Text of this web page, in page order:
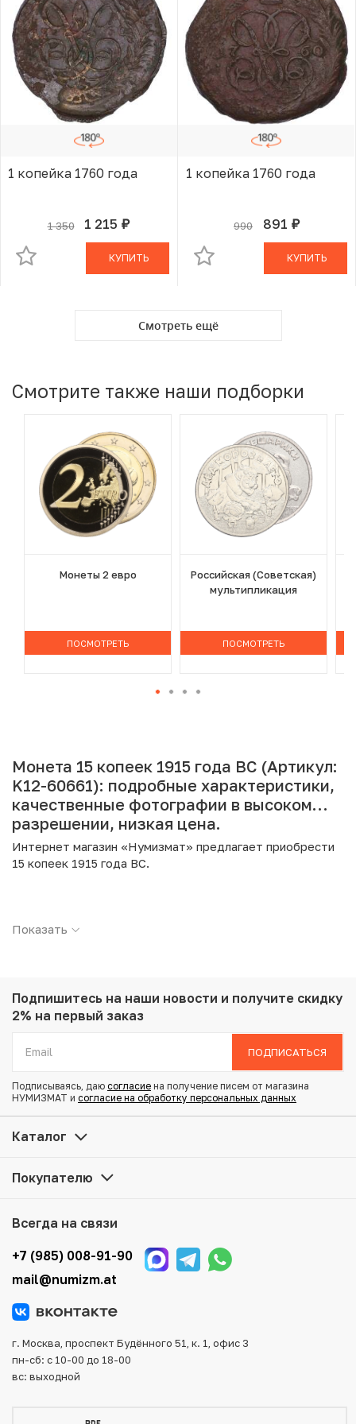
1 копейка 1760 года
1 350 1 215 руб.
В КОРЗИНЕ
КУПИТЬ
1 копейка 1760 года
990 891 руб.
В КОРЗИНЕ
КУПИТЬ
Смотреть ещё
Смотрите также наши подборки
Монеты 2 евро
ПОСМОТРЕТЬ
Российская (Советская)
мультипликация
ПОСМОТРЕТЬ
Монета 15 копеек 1915 года ВС (Артикул:
K12-60661): подробные характеристики,
качественные фотографии в высоком
разрешении, низкая цена.
Интернет магазин «Нумизмат» предлагает приобрести
15 копеек 1915 года ВС.
Страна: Российская Империя
Металл: Серебро
Проба: 500
Купить 15 копеек 1915 года ВС по привлекательной цене
можно в нашем интернет-магазине — Вам достаточно
Для вашего удобства представлены несколько способов
оплаты и доставки заказа. Все отправления надежно и
тщательно упаковываются, что исключает возможность
повреждения во время доставки.
Показать
Подпишитесь на наши новости и получите скидку
2% на первый заказ
ПОДПИСАТЬСЯ
Подписываясь, даю согласие на получение писем от магазина
НУМИЗМАТ и согласие на обработку персональных данных
Каталог
Покупателю
Всегда на связи
+7 (985) 008-91-90
mail@numizm.at
г. Москва, проспект Будённого 51, к. 1, офис 3
пн-сб: с 10-00 до 18-00
вс: выходной